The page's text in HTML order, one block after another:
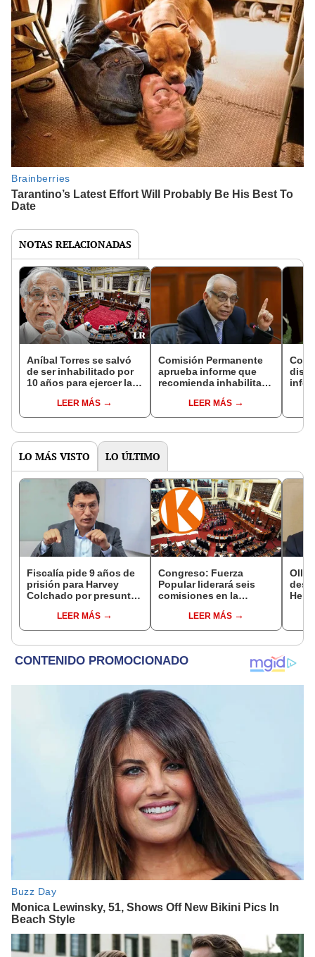
NOTAS RELACIONADAS
Aníbal Torres se salvó
de ser inhabilitado por
10 años para ejercer la
LEER MÁS
Comisión Permanente
aprueba informe que
recomienda inhabilitar
LEER MÁS
LO MÁS VISTO LO ÚLTIMO
Fiscalía pide 9 años de
prisión para Harvey
Colchado por presunta
incompatible y falsedad
ideológica
LEER MÁS
Congreso: Fuerza
Popular liderará seis
comisiones en la
LEER MÁS